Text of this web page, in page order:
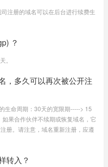
注册的域名可以在后台进行续费生
？
。
，多久可以再次被公开注
生命周期：30天的宽限期-----> 15
果合作伙伴不续期或恢复域名，它
册。请注意，域名重新注册，应遵
转入？